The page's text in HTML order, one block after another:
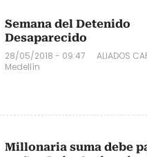
Semana del Detenido
Desaparecido
28/05/2018 - 09:47
ALIADOS
Medellín
Millonaria suma debe